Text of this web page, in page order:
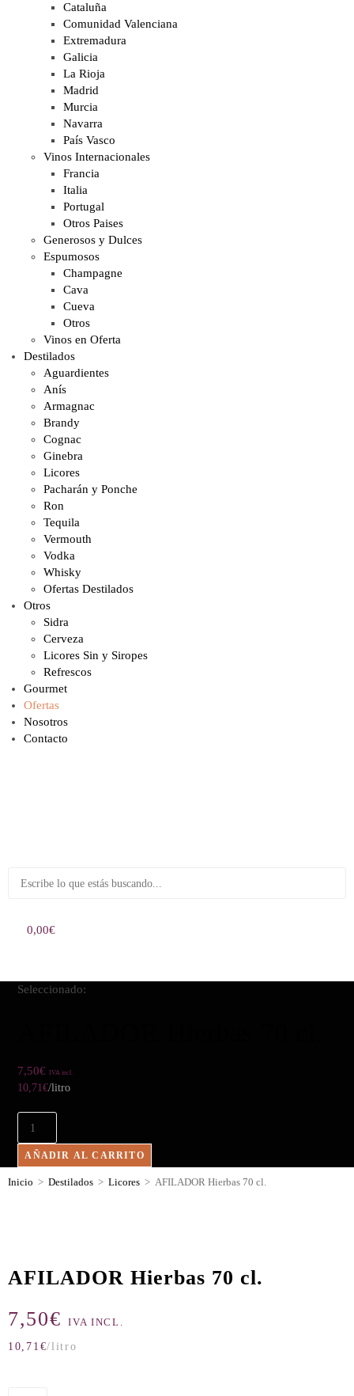
Cataluña
Comunidad Valenciana
Extremadura
Galicia
La Rioja
Madrid
Murcia
Navarra
País Vasco
Vinos Internacionales
Francia
Italia
Portugal
Otros Paises
Generosos y Dulces
Espumosos
Champagne
Cava
Cueva
Otros
Vinos en Oferta
Destilados
Aguardientes
Anís
Armagnac
Brandy
Cognac
Ginebra
Licores
Pacharán y Ponche
Ron
Tequila
Vermouth
Vodka
Whisky
Ofertas Destilados
Otros
Sidra
Cerveza
Licores Sin y Siropes
Refrescos
Gourmet
Ofertas
Nosotros
Contacto
0,00€
Seleccionado:
7,50€ IVA incl.
10,71€/litro
AÑADIR AL CARRITO
Inicio > Destilados > Licores > AFILADOR Hierbas 70 cl.
AFILADOR Hierbas 70 cl.
7,50€ IVA INCL.
10,71 €/litro